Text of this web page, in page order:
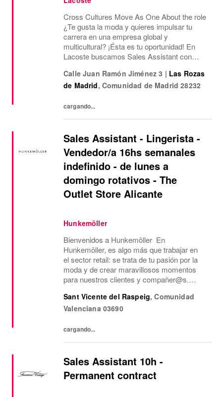
Cross Cultures Move As One About the role
¿Te gusta la moda y quieres impulsar tu
carrera en una empresa global y
multicultural? ¡Ésta es tu oportunidad! En
Lacoste buscamos Sales Assistant con
tienda Outlet de Las Rozas Village.¿Qué
ofrecemos? Jornada...
Calle Juan Ramón Jiménez 3 | Las Rozas
de Madrid, Comunidad de Madrid 28232
cargando...
Sales Assistant - Lingerista -
Vendedor/a 16hs semanales
indefinido - de lunes a
domingo rotativos - The
Outlet Store Alicante
Hunkemöller
Bienvenidos a Hunkemöller En
Hunkemöller, es algo más que trabajar en
el sector retail: se trata de tu pasión por la
moda y de crear maravillosos momentos
para nuestros clientes y compañer@s.
inspirador en el que todos se sienten
bienvenidos y se comparten...
Sant Vicente del Raspeig,Comunidad
Valenciana 03690
cargando...
Sales Assistant 10h -
Permanent contract